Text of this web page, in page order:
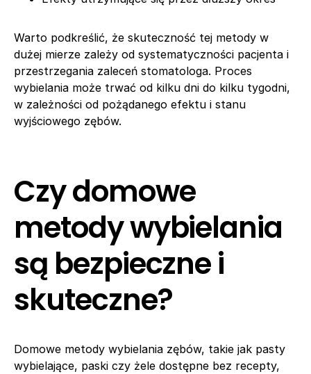
Warto podkreślić, że skuteczność tej metody w
dużej mierze zależy od systematyczności pacjenta i
przestrzegania zaleceń stomatologa. Proces
wybielania może trwać od kilku dni do kilku tygodni,
w zależności od pożądanego efektu i stanu
wyjściowego zębów.
Czy domowe
metody wybielania
są bezpieczne i
skuteczne?
Domowe metody wybielania zębów, takie jak pasty
wybielające, paski czy żele dostępne bez recepty,